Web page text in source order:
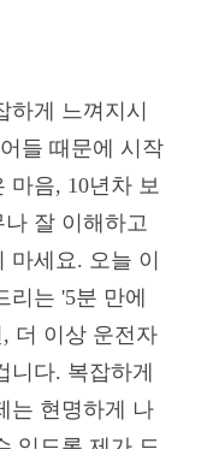
하게 느껴지시
들 때문에 시작
마음, 10년차 보
잘 이해하고
마세요. 오늘 이
리는 '5분 만에
더 이상 운전자
니다. 복잡하게
는 현명하게 나